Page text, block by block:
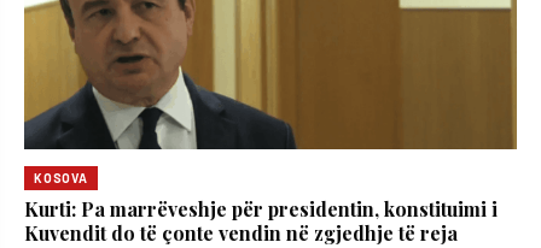
KOSOVA
Kurti: Pa marrëveshje për presidentin, konstituimi i
Kuvendit do të çonte vendin në zgjedhje të reja